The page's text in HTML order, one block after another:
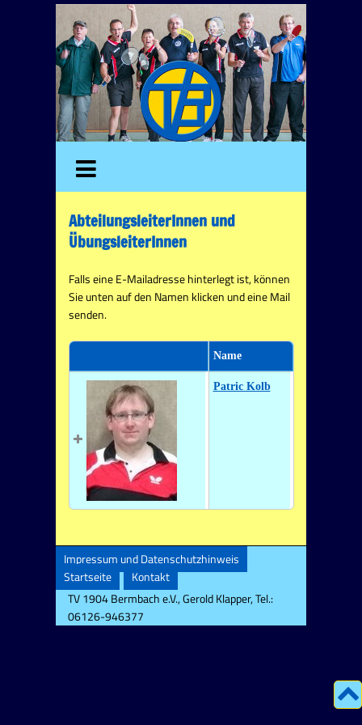
AbteilungsleiterInnen und
ÜbungsleiterInnen
Falls eine E-Mailadresse hinterlegt ist, können
Sie unten auf den Namen klicken und eine Mail
senden.
Name
Patric Kolb
Impressum und Datenschutzhinweis
Startseite
Kontakt
TV 1904 Bermbach e.V., Gerold Klapper, Tel.:
06126-946377